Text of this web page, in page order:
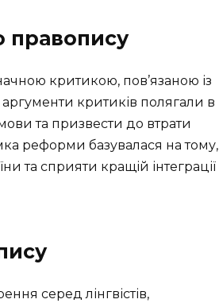
правопису
критикою, пов’язаною із
критиків полягали в
та призвести до втрати
реформи базувалася на тому,
та сприяти кращій інтеграції
серед лінгвістів,